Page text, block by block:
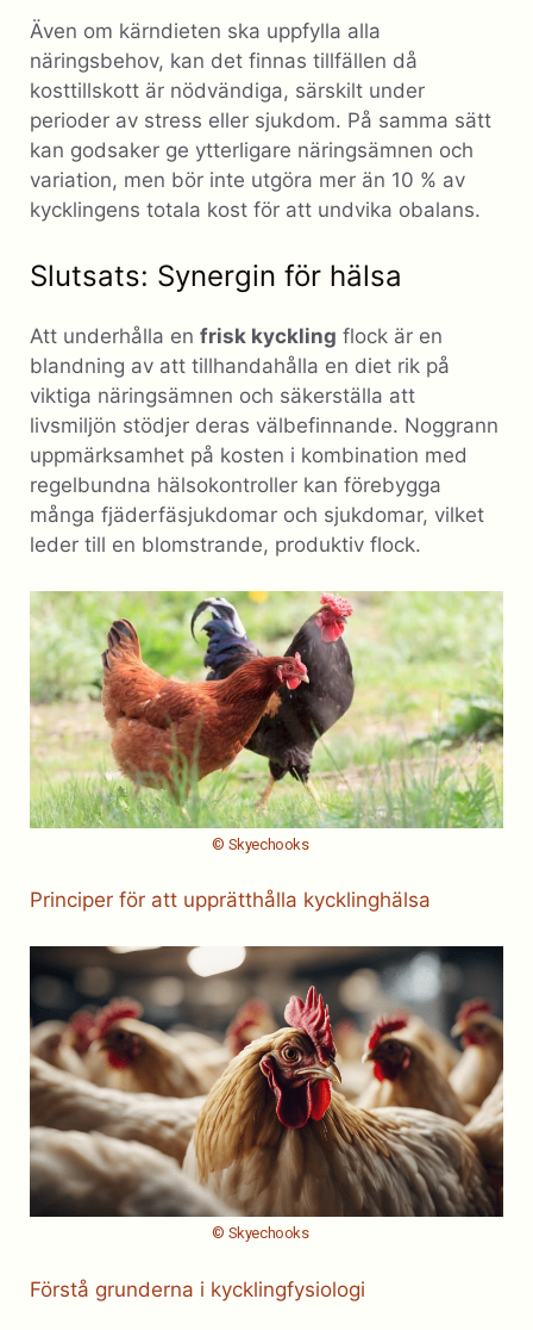
Även om kärndieten ska uppfylla alla
näringsbehov, kan det finnas tillfällen då
kosttillskott är nödvändiga, särskilt under
perioder av stress eller sjukdom. På samma sätt
kan godsaker ge ytterligare näringsämnen och
variation, men bör inte utgöra mer än 10 % av
kycklingens totala kost för att undvika obalans.
Slutsats: Synergin för hälsa
Att underhålla en frisk kyckling flock är en
blandning av att tillhandahålla en diet rik på
viktiga näringsämnen och säkerställa att
livsmiljön stödjer deras välbefinnande. Noggrann
uppmärksamhet på kosten i kombination med
regelbundna hälsokontroller kan förebygga
många fjäderfäsjukdomar och sjukdomar, vilket
leder till en blomstrande, produktiv flock.
© Skyechooks
Principer för att upprätthålla kycklinghälsa
© Skyechooks
Förstå grunderna i kycklingfysiologi